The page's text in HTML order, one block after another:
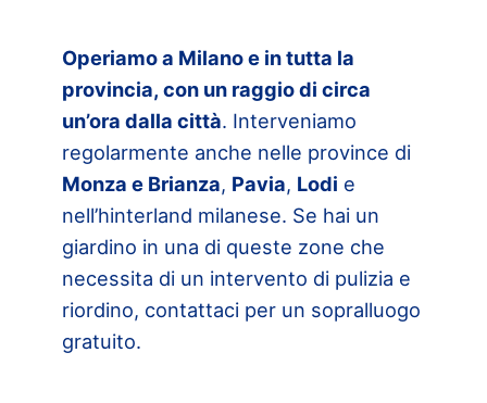
Operiamo a Milano e in tutta la
provincia, con un raggio di circa
un’ora dalla città. Interveniamo
regolarmente anche nelle province di
Monza e Brianza, Pavia, Lodi e
nell’hinterland milanese. Se hai un
giardino in una di queste zone che
necessita di un intervento di pulizia e
riordino, contattaci per un sopralluogo
gratuito.